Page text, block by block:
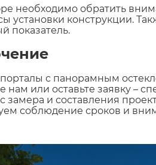
необходимо обратить
установки конструкции.
показатель.
с панорамным
нам или оставьте заявку –
замера и составления
соблюдение сроков и